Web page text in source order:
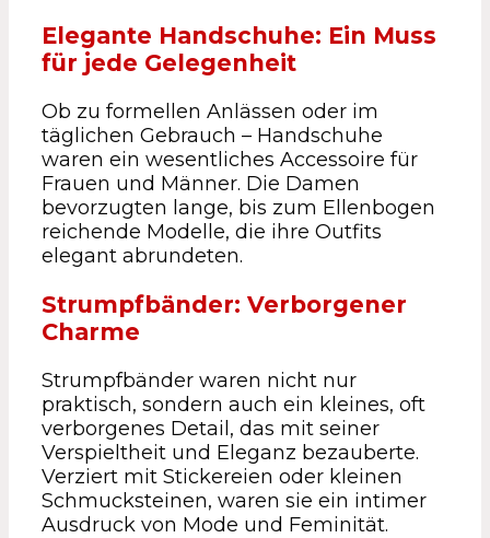
Elegante Handschuhe: Ein Muss
für jede Gelegenheit
Ob zu formellen Anlässen oder im
täglichen Gebrauch – Handschuhe
waren ein wesentliches Accessoire für
Frauen und Männer. Die Damen
bevorzugten lange, bis zum Ellenbogen
reichende Modelle, die ihre Outfits
elegant abrundeten.
Strumpfbänder: Verborgener
Charme
Strumpfbänder waren nicht nur
praktisch, sondern auch ein kleines, oft
verborgenes Detail, das mit seiner
Verspieltheit und Eleganz bezauberte.
Verziert mit Stickereien oder kleinen
Schmucksteinen, waren sie ein intimer
Ausdruck von Mode und Feminität.